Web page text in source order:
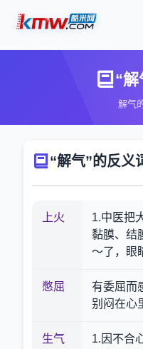
“解
解气
“解气”的反义
上火
1.中医把
黏膜、结
～了，眼
憋屈
有委屈而
别闷在心
生气
1.因不合